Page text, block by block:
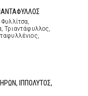
Τριαντάφυλλος,
ΙΠΠΟΛΥΤΟΣ,